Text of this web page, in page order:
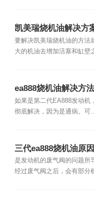
凯美瑞烧机油解决方
要解决凯美瑞烧机油的方法
大的机油去增加活塞和缸壁
ea888烧机油解决方
如果是第二代EA888发动机
彻底解决，因为是通病。可...
三代ea888烧机油原
是发动机的废气阀的问题所
经过废气阀之后，会有部分